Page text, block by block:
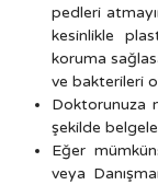
pedleri
kesinlikle
koruma
ve bakterileri
Doktorunuza
şekilde
Eğer
veya